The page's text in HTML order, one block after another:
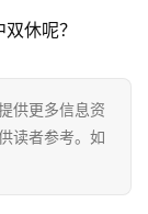
休呢？
供更多信息资
读者参考。如